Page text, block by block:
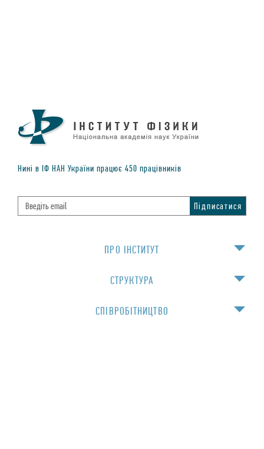
Нинi в IФ НАН України працює 450 працiвникiв
ПРО IНСТИТУТ
СТРУКТУРА
СПIВРОБIТНИЦТВО